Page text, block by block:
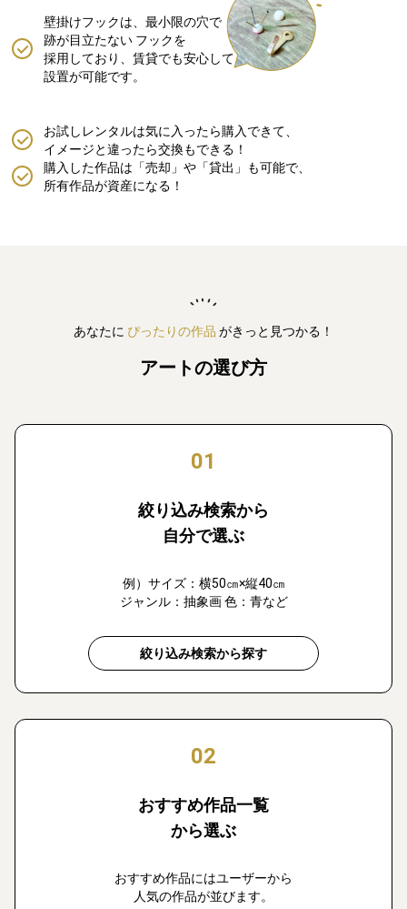
壁掛けフックは、最小限の穴で
跡が目立たない フックを
採用しており、賃貸でも安心して
設置が可能です。
購入した作品は「売却」や「貸出」も可能で、
所有作品が資産になる！
お試しレンタルは気に入ったら購入できて、
イメージと違ったら交換もできる！
あなたに ぴったりの作品 がきっと見つかる！
アートの選び方
01
絞り込み検索から
自分で選ぶ
例）サイズ：横50㎝×縦40㎝
ジャンル：抽象画 色：青など
絞り込み検索から探す
02
おすすめ作品一覧
から選ぶ
おすすめ作品にはユーザーから
人気の作品が並びます。